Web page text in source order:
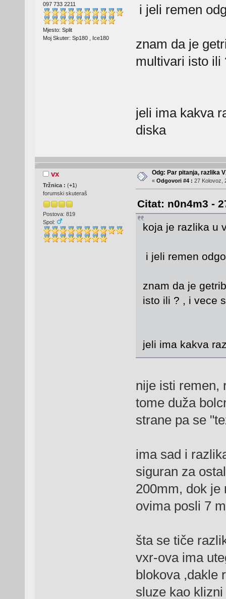
097 733 2211
Mjesto: Split
Moj Skuter: Sp180 , Ice180
i jeli remen
znam da je
multivari isto ili
jeli ima kakva
diska
vx
Tržnica : (+1 )
forumski skuteraš
Postova: 819
Spol:
Odg: Par pitanja, razlika
« Odgovori #4 : 27 Kolovoz,
Citat: n0n4m3 -
koja je razlika u
i jeli remen
znam da je
isto ili ? , i vece
jeli ima kakva
nije isti remen,
tome duža
strane pa se
ima sad i
siguran za
200mm, dok je
ovima posli 7
šta se tiče
vxr-ova ima
blokova ,dakle
sluze kao